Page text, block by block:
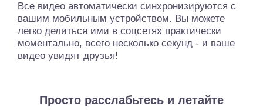
Все видео автоматически синхронизируются с
вашим мобильным устройством. Вы можете
легко делиться ими в соцсетях практически
моментально, всего несколько секунд - и ваше
видео увидят друзья!
Просто расслабьтесь и летайте